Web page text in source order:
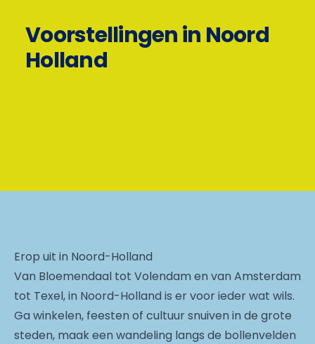
Voorstellingen in Noord
Holland
Erop uit in Noord-Holland
Van Bloemendaal tot Volendam en van Amsterdam
tot Texel, in Noord-Holland is er voor ieder wat wils.
Ga winkelen, feesten of cultuur snuiven in de grote
steden, maak een wandeling langs de bollenvelden